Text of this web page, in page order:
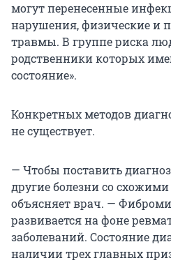
могут перенесенные
нарушения, физические и
травмы. В группе риска
родственники которых
состояние».
Конкретных методов
не существует.
— Чтобы поставить
другие болезни со
объясняет врач. —
развивается на фоне
заболеваний. Состояние
наличии трех главных